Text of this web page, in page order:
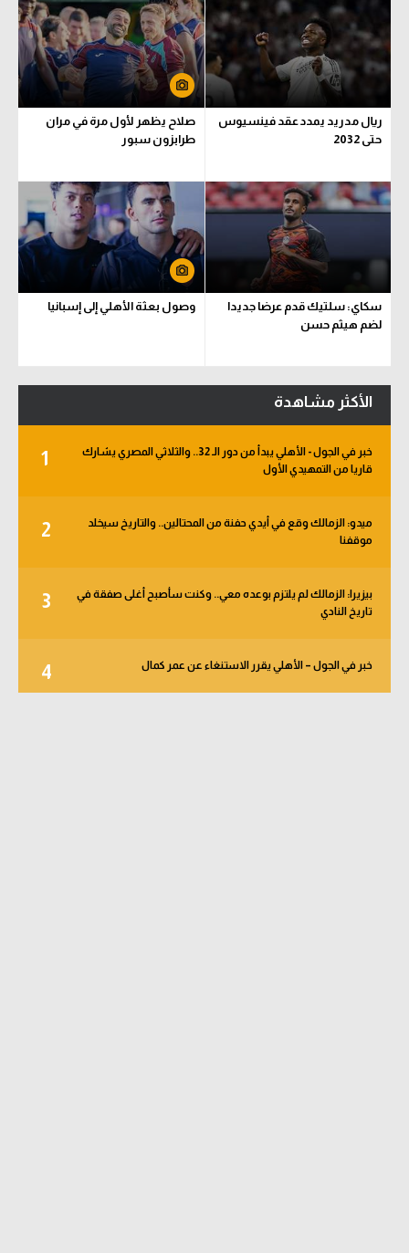
ريال مدريد يمدد عقد فينسيوس
حتى 2032
صلاح يظهر لأول مرة في مران
طرابزون سبور
سكاي: سلتيك قدم عرضا جديدا
لضم هيثم حسن
وصول بعثة الأهلي إلى إسبانيا
الأكثر مشاهدة
1
خبر في الجول - الأهلي يبدأ من دور الـ 32.. والثلاثي المصري يشارك
قاريا من التمهيدي الأول
2
ميدو: الزمالك وقع في أيدي حفنة من المحتالين.. والتاريخ سيخلد
موقفنا
3
بيزيرا: الزمالك لم يلتزم بوعده معي.. وكنت سأصبح أغلى صفقة في
تاريخ النادي
4 خبر في الجول – الأهلي يقرر الاستنغاء عن عمر كمال